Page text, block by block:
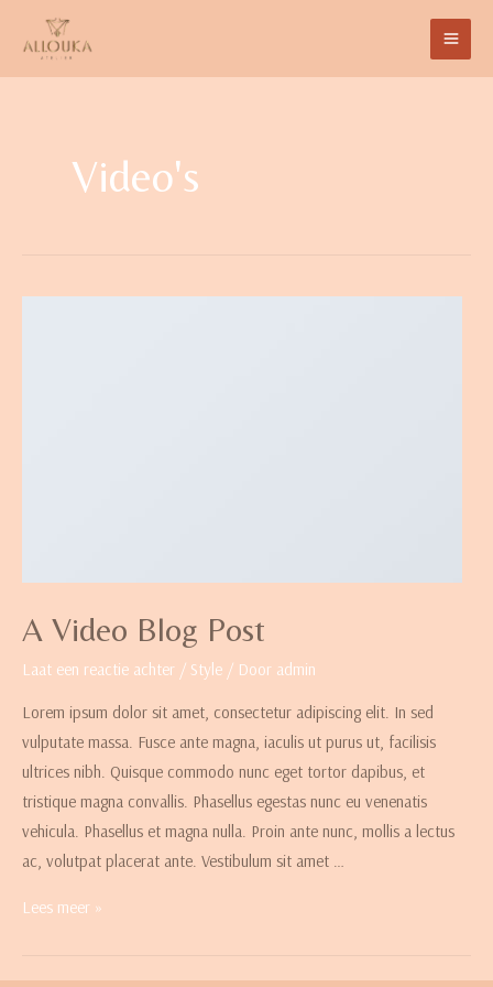
Video's
A Video Blog Post
Laat een reactie achter / Style / Door admin
Lorem ipsum dolor sit amet, consectetur adipiscing elit. In sed
vulputate massa. Fusce ante magna, iaculis ut purus ut, facilisis
ultrices nibh. Quisque commodo nunc eget tortor dapibus, et
tristique magna convallis. Phasellus egestas nunc eu venenatis
vehicula. Phasellus et magna nulla. Proin ante nunc, mollis a lectus
ac, volutpat placerat ante. Vestibulum sit amet …
Lees meer »